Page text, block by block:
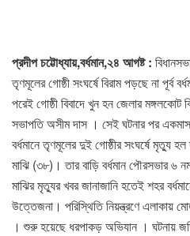
প্রদীপ চট্টোধ্যায়,বর্ধমান,২৪ আগষ্ট :
তৃণমূলের গোষ্ঠী সংঘর্ষে বিরাম পড়ছে না পূর্ব
পরেই গোষ্ঠী বিবাদে খুন হন জেলার মঙ্গলকোট
সভাপতি অসীম দাস । সেই ঘটনার পর
বর্ধমানে তৃণমূলের দুই গোষ্ঠীর সংঘর্ষে
মাঝি (৩৮)। তার বাড়ি বর্ধমান পৌরসভার ৬
মাঝির মৃত্যুর খবর জানাজানি হতেই শহর
উত্তেজনা। পরিস্থিতি নিয়ন্ত্রণে এলাকায়
। শুরু হয়েছে ধরপাকড় অভিযান । ঘটনায়